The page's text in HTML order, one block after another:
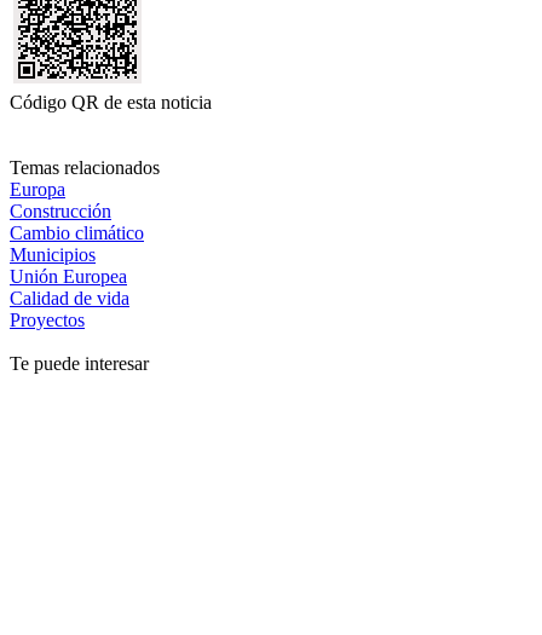
Código QR de esta noticia
Temas relacionados
Europa
Construcción
Cambio climático
Municipios
Unión Europea
Calidad de vida
Proyectos
Te puede interesar